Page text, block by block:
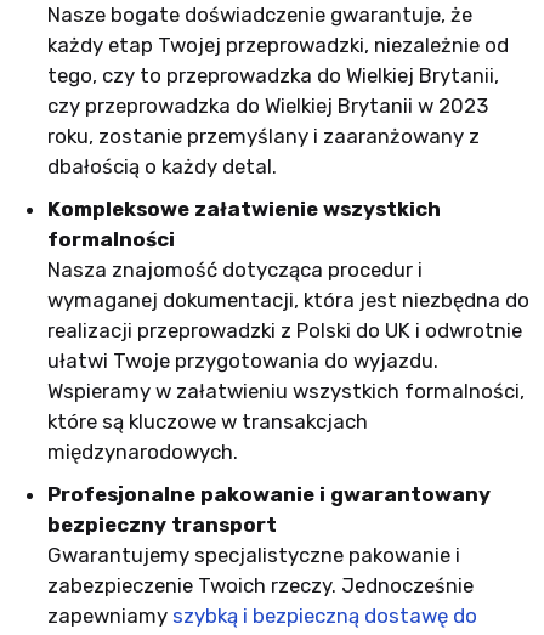
Nasze bogate doświadczenie gwarantuje, że
każdy etap Twojej przeprowadzki, niezależnie od
tego, czy to przeprowadzka do Wielkiej Brytanii,
czy przeprowadzka do Wielkiej Brytanii w 2023
roku, zostanie przemyślany i zaaranżowany z
dbałością o każdy detal.
Kompleksowe załatwienie wszystkich
formalności
Nasza znajomość dotycząca procedur i
wymaganej dokumentacji, która jest niezbędna do
realizacji przeprowadzki z Polski do UK i odwrotnie
ułatwi Twoje przygotowania do wyjazdu.
Wspieramy w załatwieniu wszystkich formalności,
które są kluczowe w transakcjach
międzynarodowych.
Profesjonalne pakowanie i gwarantowany
bezpieczny transport
Gwarantujemy specjalistyczne pakowanie i
zabezpieczenie Twoich rzeczy. Jednocześnie
zapewniamy szybką i bezpieczną dostawę do